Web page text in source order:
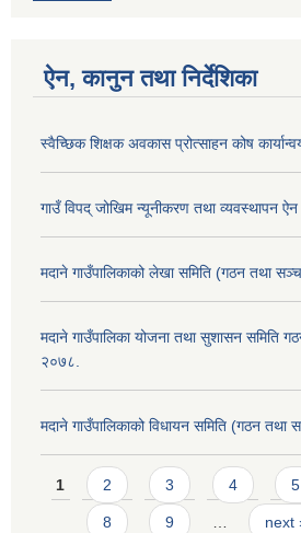
ऐन, कानुन तथा निर्देशिका
स्वैच्छिक शिक्षक अवकास प्रोत्साहन कोष
गाउँ विपद् जोखिम न्यूनीकरण तथा व्यवस्थापन
मदाने गाउँपालिकाको लेखा समिति (गठन तथा
मदाने गाउँपालिका योजना तथा सुशासन समिति
२०७८.
मदाने गाउँपालिकाको विधायन समिति (गठन तथा
Pages
1 2 3 4 5
8 9 … next